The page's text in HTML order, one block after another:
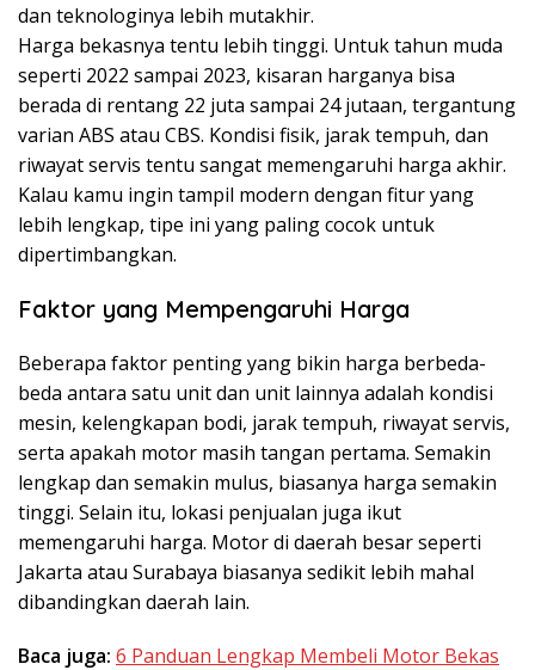
dan teknologinya lebih mutakhir.
Harga bekasnya tentu lebih tinggi. Untuk tahun muda
seperti 2022 sampai 2023, kisaran harganya bisa
berada di rentang 22 juta sampai 24 jutaan, tergantung
varian ABS atau CBS. Kondisi fisik, jarak tempuh, dan
riwayat servis tentu sangat memengaruhi harga akhir.
Kalau kamu ingin tampil modern dengan fitur yang
lebih lengkap, tipe ini yang paling cocok untuk
dipertimbangkan.
Faktor yang Mempengaruhi Harga
Beberapa faktor penting yang bikin harga berbeda-
beda antara satu unit dan unit lainnya adalah kondisi
mesin, kelengkapan bodi, jarak tempuh, riwayat servis,
serta apakah motor masih tangan pertama. Semakin
lengkap dan semakin mulus, biasanya harga semakin
tinggi. Selain itu, lokasi penjualan juga ikut
memengaruhi harga. Motor di daerah besar seperti
Jakarta atau Surabaya biasanya sedikit lebih mahal
dibandingkan daerah lain.
Baca juga: 6 Panduan Lengkap Membeli Motor Bekas